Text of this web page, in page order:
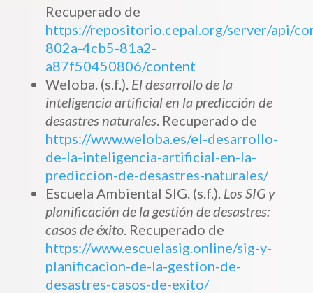
Recuperado de
https://repositorio.cepal.org/server/api/
802a-4cb5-81a2-
a87f50450806/content
Weloba. (s.f.). El desarrollo de la
inteligencia artificial en la predicción de
desastres naturales. Recuperado de
https://www.weloba.es/el-desarrollo-
de-la-inteligencia-artificial-en-la-
prediccion-de-desastres-naturales/
Escuela Ambiental SIG. (s.f.). Los SIG y
planificación de la gestión de desastres:
casos de éxito. Recuperado de
https://www.escuelasig.online/sig-y-
planificacion-de-la-gestion-de-
desastres-casos-de-exito/